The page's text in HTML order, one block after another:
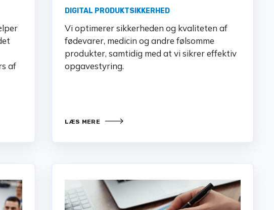
af
DIGITAL PRODUKTSIKKERHED
Vi optimerer sikkerheden og kvaliteten af
fødevarer, medicin og andre følsomme
produkter, samtidig med at vi sikrer effektiv
opgavestyring.
LÆS MERE